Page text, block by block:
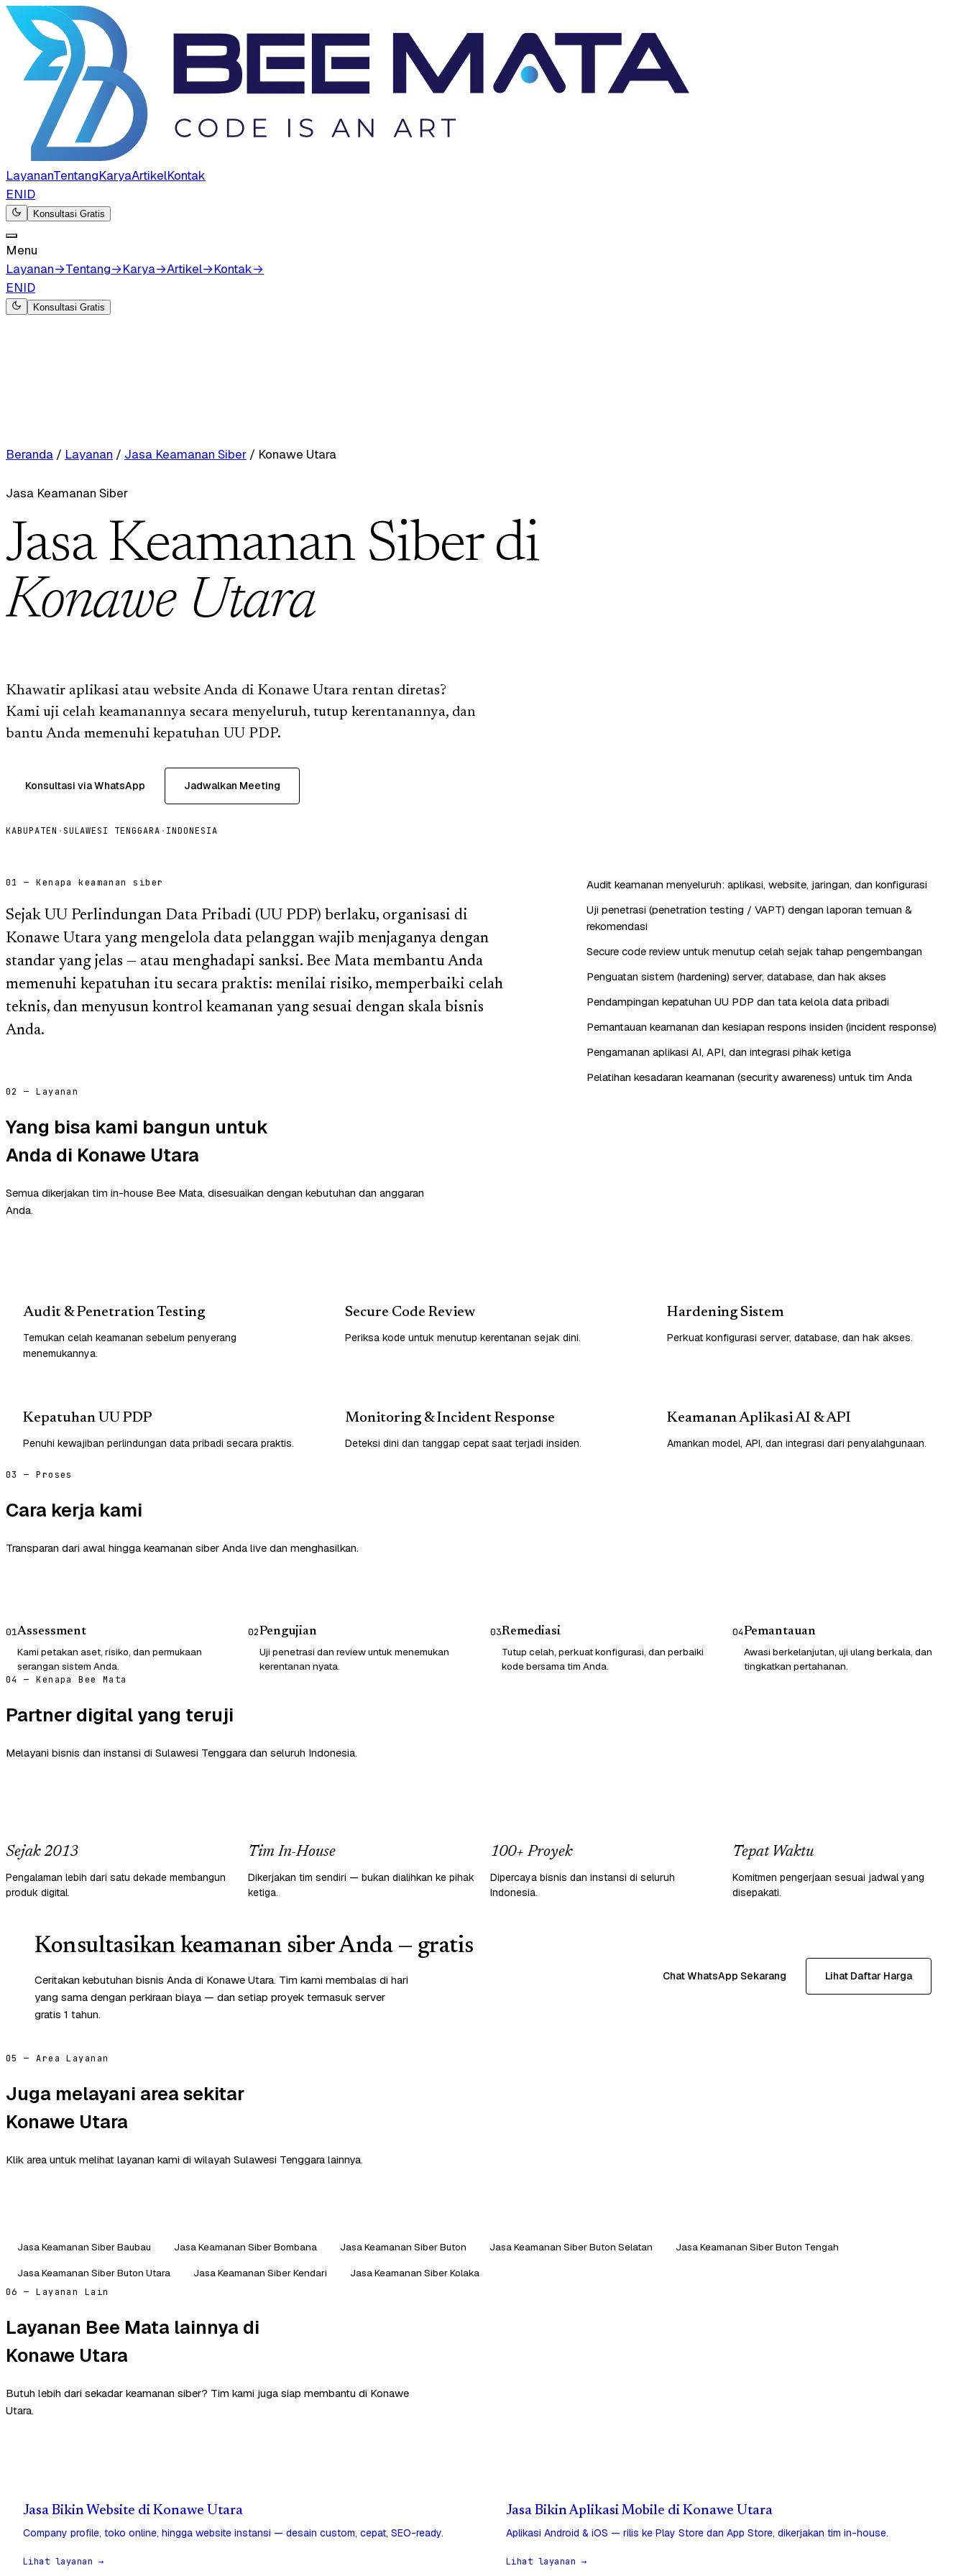
LayananTentangKaryaArtikelKontak
ENID
Konsultasi Gratis
Menu
Layanan→Tentang→Karya→Artikel→Kontak→
ENID
Konsultasi Gratis
Beranda / Layanan / Jasa Keamanan Siber / Konawe Utara
Jasa Keamanan Siber
Jasa Keamanan Siber di
Konawe Utara
Khawatir aplikasi atau website Anda di Konawe Utara rentan diretas?
Kami uji celah keamanannya secara menyeluruh, tutup kerentanannya, dan
bantu Anda memenuhi kepatuhan UU PDP.
Konsultasi via WhatsApp Jadwalkan Meeting
KABUPATEN · SULAWESI TENGGARA · INDONESIA
01 — Kenapa keamanan siber
Sejak UU Perlindungan Data Pribadi (UU PDP) berlaku, organisasi di
Konawe Utara yang mengelola data pelanggan wajib menjaganya dengan
standar yang jelas — atau menghadapi sanksi. Bee Mata membantu Anda
memenuhi kepatuhan itu secara praktis: menilai risiko, memperbaiki celah
teknis, dan menyusun kontrol keamanan yang sesuai dengan skala bisnis
Anda.
Audit keamanan menyeluruh: aplikasi, website, jaringan, dan konfigurasi
Uji penetrasi (penetration testing / VAPT) dengan laporan temuan &
rekomendasi
Secure code review untuk menutup celah sejak tahap pengembangan
Penguatan sistem (hardening) server, database, dan hak akses
Pendampingan kepatuhan UU PDP dan tata kelola data pribadi
Pemantauan keamanan dan kesiapan respons insiden (incident response)
Pengamanan aplikasi AI, API, dan integrasi pihak ketiga
Pelatihan kesadaran keamanan (security awareness) untuk tim Anda
02 — Layanan
Yang bisa kami bangun untuk
Anda di Konawe Utara
Semua dikerjakan tim in-house Bee Mata, disesuaikan dengan kebutuhan dan anggaran
Anda.
Audit & Penetration Testing
Temukan celah keamanan sebelum penyerang
menemukannya.
Secure Code Review
Periksa kode untuk menutup kerentanan sejak dini.
Hardening Sistem
Perkuat konfigurasi server, database, dan hak akses.
Kepatuhan UU PDP
Penuhi kewajiban perlindungan data pribadi secara praktis.
Monitoring & Incident Response
Deteksi dini dan tanggap cepat saat terjadi insiden.
Keamanan Aplikasi AI & API
Amankan model, API, dan integrasi dari penyalahgunaan.
03 — Proses
Cara kerja kami
Transparan dari awal hingga keamanan siber Anda live dan menghasilkan.
01Assessment
Kami petakan aset, risiko, dan permukaan
serangan sistem Anda.
02Pengujian
Uji penetrasi dan review untuk menemukan
kerentanan nyata.
03Remediasi
Tutup celah, perkuat konfigurasi, dan perbaiki
kode bersama tim Anda.
04Pemantauan
Awasi berkelanjutan, uji ulang berkala, dan
tingkatkan pertahanan.
04 — Kenapa Bee Mata
Partner digital yang teruji
Melayani bisnis dan instansi di Sulawesi Tenggara dan seluruh Indonesia.
Sejak 2013
Pengalaman lebih dari satu dekade membangun
produk digital.
Tim In-House
Dikerjakan tim sendiri — bukan dialihkan ke pihak
ketiga.
100+ Proyek
Dipercaya bisnis dan instansi di seluruh
Indonesia.
Tepat Waktu
Komitmen pengerjaan sesuai jadwal yang
disepakati.
Konsultasikan keamanan siber Anda — gratis
Ceritakan kebutuhan bisnis Anda di Konawe Utara. Tim kami membalas di hari
yang sama dengan perkiraan biaya — dan setiap proyek termasuk server
gratis 1 tahun.
Chat WhatsApp Sekarang Lihat Daftar Harga
05 — Area Layanan
Juga melayani area sekitar
Konawe Utara
Klik area untuk melihat layanan kami di wilayah Sulawesi Tenggara lainnya.
Jasa Keamanan Siber Baubau Jasa Keamanan Siber Bombana Jasa Keamanan Siber Buton Jasa Keamanan Siber Buton Selatan
Jasa Keamanan Siber Buton Tengah
Jasa Keamanan Siber Buton Utara
Jasa Keamanan Siber Kendari Jasa Keamanan Siber Kolaka
06 — Layanan Lain
Layanan Bee Mata lainnya di
Konawe Utara
Butuh lebih dari sekadar keamanan siber? Tim kami juga siap membantu di Konawe
Utara.
Jasa Bikin Website di Konawe Utara
Company profile, toko online, hingga website instansi — desain custom, cepat, SEO-ready.
Lihat layanan →
Jasa Bikin Aplikasi Mobile di Konawe Utara
Aplikasi Android & iOS — rilis ke Play Store dan App Store, dikerjakan tim in-house.
Lihat layanan →